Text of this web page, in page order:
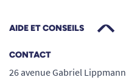
AIDE ET CONSEILS
CONTACT
26 avenue Gabriel Lippmann